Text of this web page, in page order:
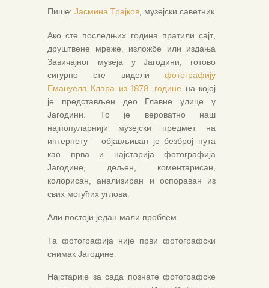
Пишe: Јасмина Трајков, музејски саветник
Ако сте последњих година пратили сајт,
друштвене мреже, изложбе или издања
Завичајног музеја у Јагодини, готово
сигурно сте видели фотографију
Емануела Клара из 1878. године на којој
је представљен део Главне улице у
Јагодини. То је вероватно наш
најпопуларнији музејски предмет на
интернету – објављиван је безброј пута
као прва и најстарија фотографија
Јагодине, дељен, коментарисан,
колорисан, анализиран и оспораван из
свих могућих углова.
Али постоји један мали проблем.
Та фотографија није први фотографски
снимак Јагодине.
Најстарије за сада познате фотографске